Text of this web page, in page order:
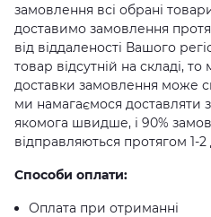
замовлення всі обрані
доставимо замовлення
від віддаленості Вашого
товар відсутній на складі,
доставки замовлення може
ми намагаємося доставляти
якомога швидше, і 90%
відправляються протягом 1-2
Способи оплати:
Оплата при отриманні